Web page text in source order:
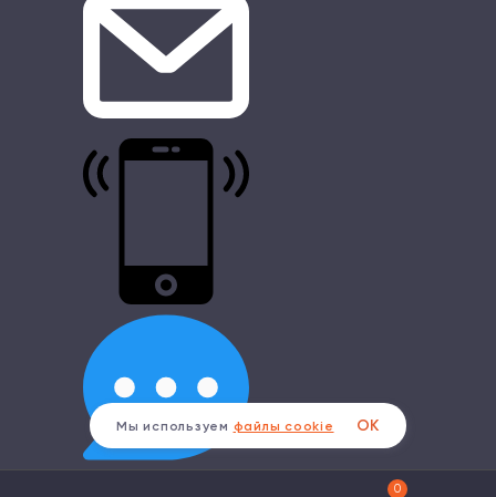
0
Мы используем файлы cookie ОК